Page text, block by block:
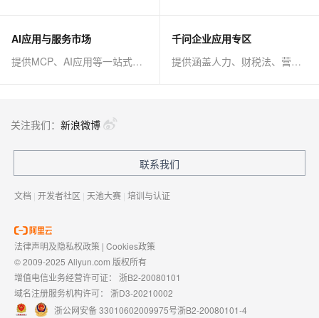
AI应用与服务市场
提供MCP、AI应用等一站式AI解决方案
千问企业应用专区
提供涵盖人力、财税法、营销、客服等AI方案
关注我们： 新浪微博
联系我们
文档 | 开发者社区 | 天池大赛 | 培训与认证
法律声明及隐私权政策 | Cookies政策
© 2009-2025 Aliyun.com 版权所有
增值电信业务经营许可证： 浙B2-20080101
域名注册服务机构许可： 浙D3-20210002
浙公网安备 33010602009975号浙B2-20080101-4